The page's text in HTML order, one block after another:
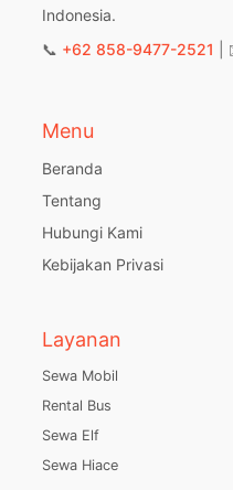
Indonesia.
📞 +62 858-9477-2521 |
Menu
Beranda
Tentang
Hubungi Kami
Kebijakan Privasi
Layanan
Sewa Mobil
Rental Bus
Sewa Elf
Sewa Hiace